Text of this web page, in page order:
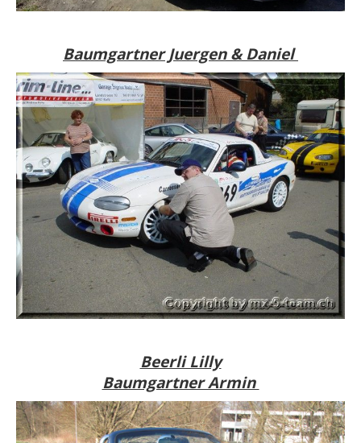
Baumgartner Juergen & Daniel
Beerli Lilly
Baumgartner Armin